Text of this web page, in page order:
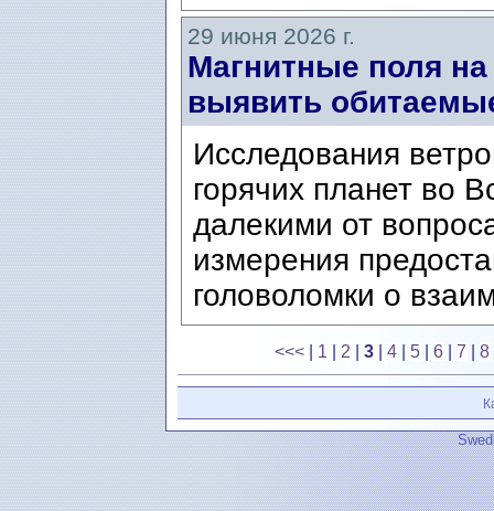
29 июня 2026 г.
Магнитные поля на
выявить
Исследования
горячих планет во
далекими от
измерения
головоломки о
<<< 1 2 |3 |4 5 |6 |7 |8